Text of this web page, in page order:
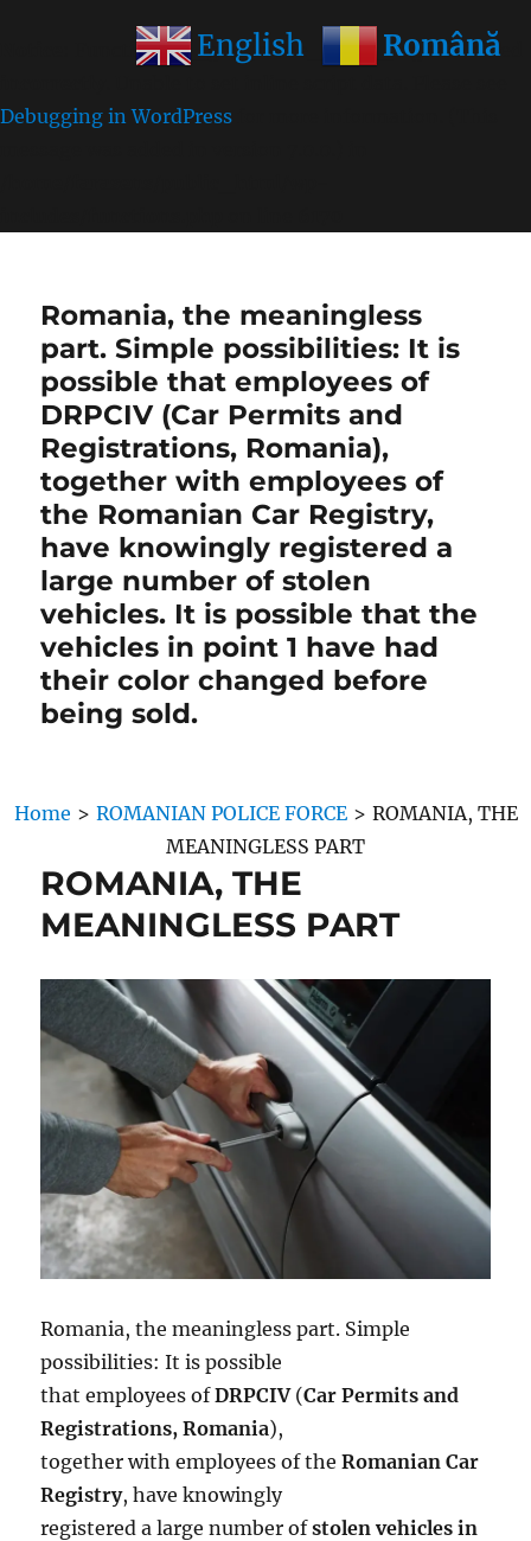
: Function wp_get_inline_script_tag was called
Debugging in WordPress
Romania, the meaningless
part. Simple possibilities: It is
possible that employees of
DRPCIV (Car Permits and
Registrations, Romania),
together with employees of
the Romanian Car Registry,
have knowingly registered a
large number of stolen
vehicles. It is possible that the
vehicles in point 1 have had
their color changed before
being sold.
Home > ROMANIAN POLICE FORCE > ROMANIA, THE
MEANINGLESS PART
ROMANIA, THE
MEANINGLESS PART
Romania, the meaningless part. Simple
possibilities: It is possible
that employees ofDRPCIV(Car Permits and
Registrations, Romania),
together with employees of theRomanian Car
Registry, have knowingly
registered a large number ofstolen vehicles in
English Română